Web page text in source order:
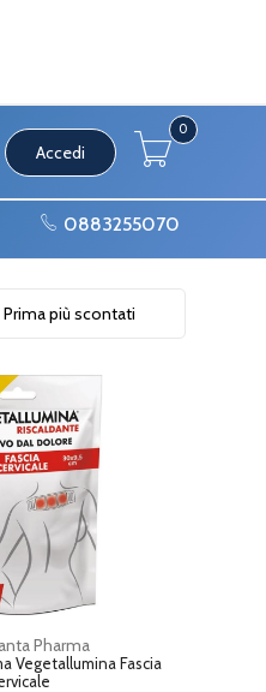
Accedi
0
0883255070
Pharma
Vegetallumina Fascia